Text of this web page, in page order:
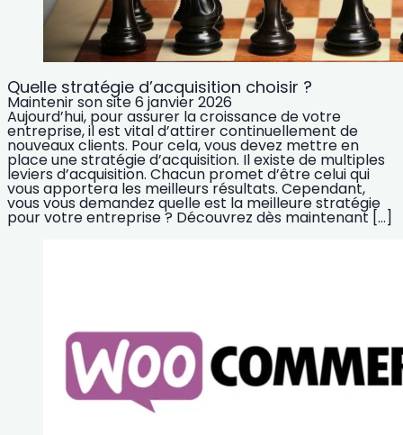
Quelle stratégie d’acquisition choisir ?
Maintenir son site6 janvier 2026
Aujourd’hui, pour assurer la croissance de votre
entreprise, il est vital d’attirer continuellement de
nouveaux clients. Pour cela, vous devez mettre en
place une stratégie d’acquisition. Il existe de multiples
leviers d’acquisition. Chacun promet d’être celui qui
vous apportera les meilleurs résultats. Cependant,
vous vous demandez quelle est la meilleure stratégie
pour votre entreprise ? Découvrez dès maintenant […]